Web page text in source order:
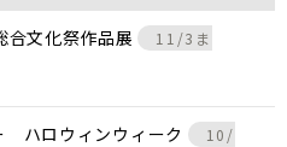
文化祭作品展
11/3ま
ハロウィンウィーク
10/